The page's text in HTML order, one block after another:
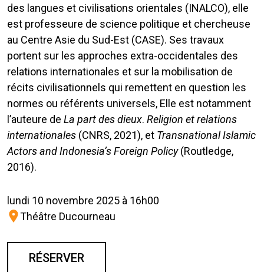
des langues et civilisations orientales (INALCO), elle
est professeure de science politique et chercheuse
au Centre Asie du Sud-Est (CASE). Ses travaux
portent sur les approches extra-occidentales des
relations internationales et sur la mobilisation de
récits civilisationnels qui remettent en question les
normes ou référents universels, Elle est notamment
l’auteure de La part des dieux. Religion et relations
internationales (CNRS, 2021), et Transnational Islamic
Actors and Indonesia’s Foreign Policy(Routledge,
2016).
lundi 10 novembre 2025 à 16h00
Théâtre Ducourneau
RÉSERVER